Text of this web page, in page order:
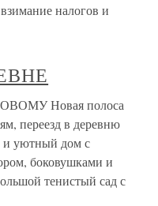
налогов и
Новая полоса
переезд в деревню
и уютный дом с
боковушками и
тенистый сад с